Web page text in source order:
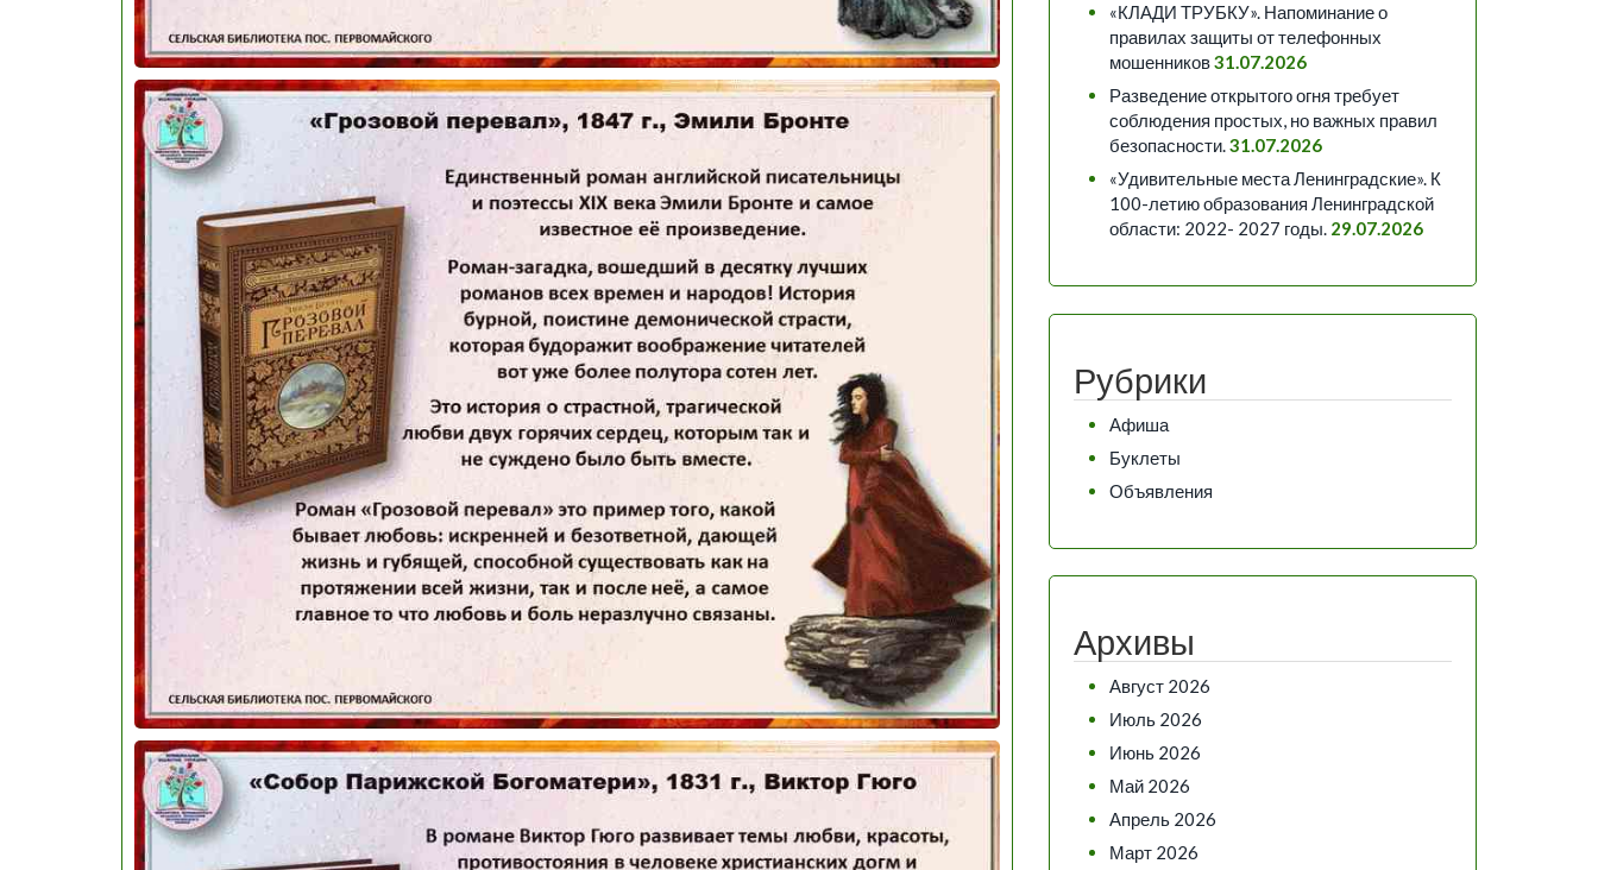
«КЛАДИ ТРУБКУ». Напоминание о
правилах защиты от телефонных
мошенников31.07.2026
Разведение открытого огня требует
соблюдения простых, но важных правил
безопасности.31.07.2026
«Удивительные места Ленинградские». К
100-летию образования Ленинградской
области: 2022- 2027 годы. 29.07.2026
Рубрики
Афиша
Буклеты
Объявления
Архивы
Август 2026
Июль 2026
Июнь 2026
Май 2026
Апрель 2026
Март 2026